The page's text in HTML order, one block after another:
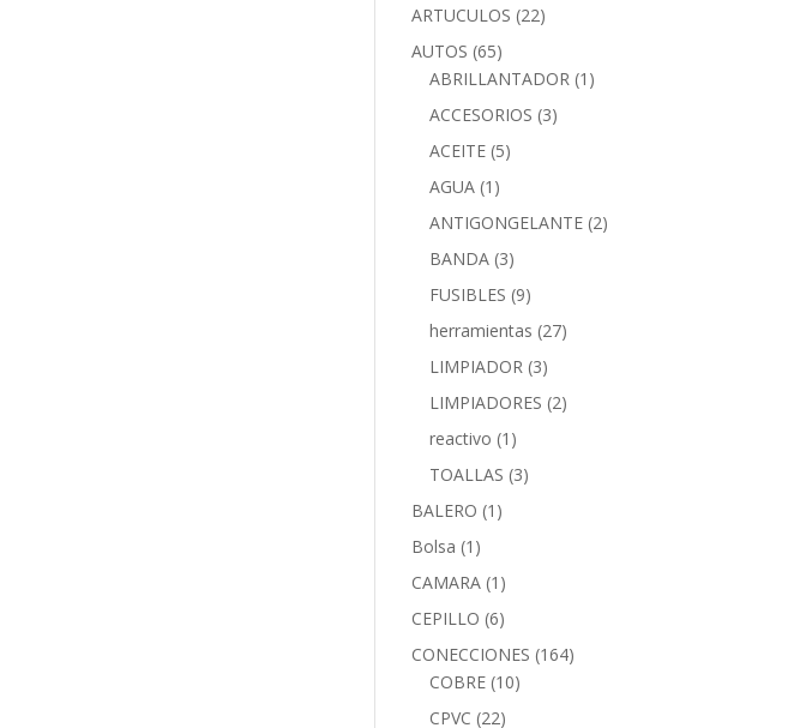
ARTUCULOS (22)
AUTOS (65)
ABRILLANTADOR (1)
ACCESORIOS (3)
ACEITE (5)
AGUA (1)
ANTIGONGELANTE (2)
BANDA (3)
FUSIBLES (9)
herramientas (27)
LIMPIADOR (3)
LIMPIADORES (2)
reactivo (1)
TOALLAS (3)
BALERO (1)
Bolsa (1)
CAMARA (1)
CEPILLO (6)
CONECCIONES (164)
COBRE (10)
CPVC (22)